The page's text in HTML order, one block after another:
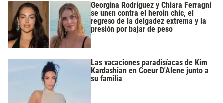
Georgina Rodríguez y Chiara Ferragni
se unen contra el heroin chic, el
regreso de la delgadez extrema y la
presión por bajar de peso
Las vacaciones paradisíacas de Kim
Kardashian en Coeur D'Alene junto a
su familia